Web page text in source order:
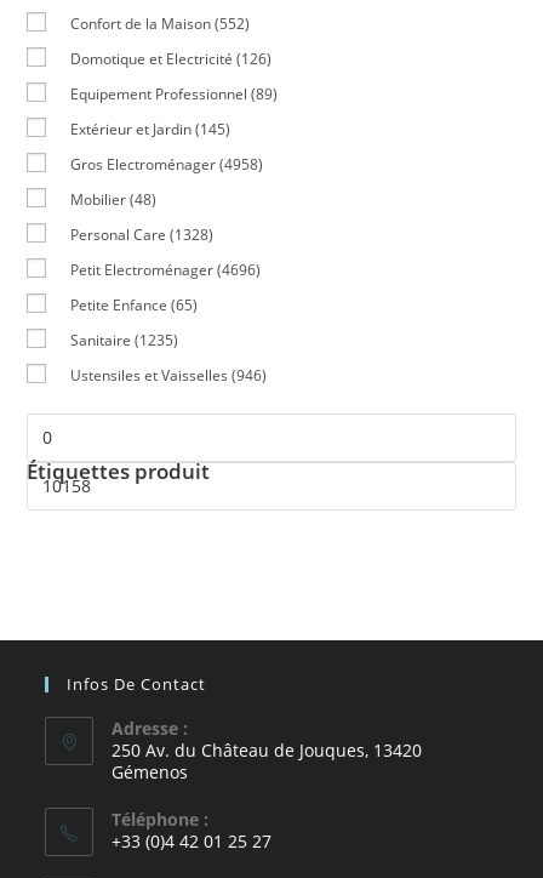
Confort de la Maison (552)
Domotique et Electricité (126)
Equipement Professionnel (89)
Extérieur et Jardin (145)
Gros Electroménager (4958)
Mobilier (48)
Personal Care (1328)
Petit Electroménager (4696)
Petite Enfance (65)
Sanitaire (1235)
Ustensiles et Vaisselles (946)
Étiquettes produit
Infos De Contact
Adresse :
250 Av. du Château de Jouques, 13420
Gémenos
Téléphone :
+33 (0)4 42 01 25 27